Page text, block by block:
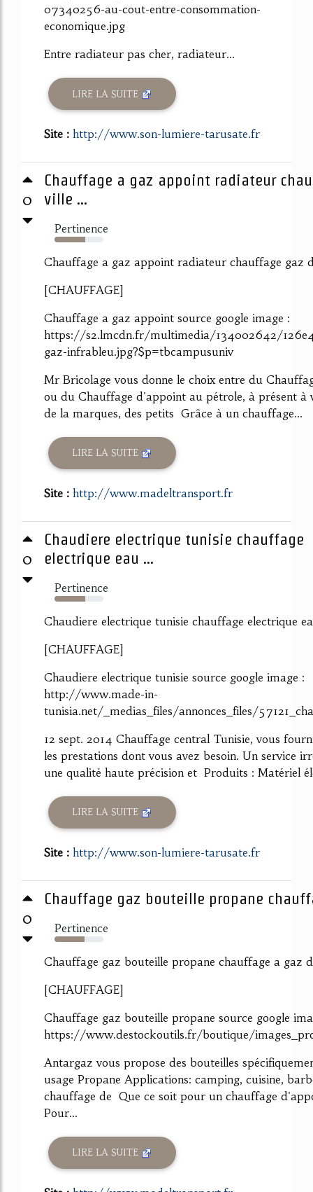
07340256-au-cout-entre-consommation-
economique.jpg
Entre radiateur pas cher, radiateur...
LIRE LA SUITE
Site : http://www.son-lumiere-tarusate.fr
0
Chauffage a gaz appoint radiateur
ville ...
Pertinence
63%
Chauffage a gaz appoint radiateur chauffage gaz
[CHAUFFAGE]
Chauffage a gaz appoint source google image :
https://s2.lmcdn.fr/multimedia/134002642/
gaz-infrableu.jpg?$p=tbcampusuniv
Mr Bricolage vous donne le choix entre du
ou du Chauffage d'appoint au pétrole, à présent à
de la marques, des petits Grâce à un chauffage...
LIRE LA SUITE
Site : http://www.madeltransport.fr
0
Chaudiere electrique tunisie chauffage
electrique eau ...
Pertinence
63%
Chaudiere electrique tunisie chauffage electrique
[CHAUFFAGE]
Chaudiere electrique tunisie source google image :
http://www.made-in-
tunisia.net/_medias_files/annonces_files/
12 sept. 2014 Chauffage central Tunisie, vous
les prestations dont vous avez besoin. Un service
une qualité haute précision et Produits : Matériel
LIRE LA SUITE
Site : http://www.son-lumiere-tarusate.fr
0
Chauffage gaz bouteille propane
Pertinence
62%
Chauffage gaz bouteille propane chauffage a gaz
[CHAUFFAGE]
Chauffage gaz bouteille propane source google
https://www.destockoutils.fr/boutique/
Antargaz vous propose des bouteilles
usage Propane Applications: camping, cuisine,
chauffage de Que ce soit pour un chauffage
Pour...
LIRE LA SUITE